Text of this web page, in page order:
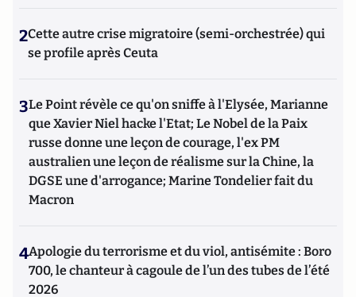
2Cette autre crise migratoire (semi-orchestrée) qui
se profile après Ceuta
3Le Point révèle ce qu'on sniffe à l'Elysée, Marianne
que Xavier Niel hacke l'Etat; Le Nobel de la Paix
russe donne une leçon de courage, l'ex PM
australien une leçon de réalisme sur la Chine, la
DGSE une d'arrogance; Marine Tondelier fait du
Macron
4Apologie du terrorisme et du viol, antisémite : Boro
700, le chanteur à cagoule de l’un des tubes de l’été
2026